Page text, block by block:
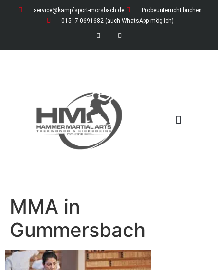
service@kampfsport-morsbach.de
Probeunterricht buchen
01517 0691682 (auch WhatsApp möglich)
MMA in
Gummersbach